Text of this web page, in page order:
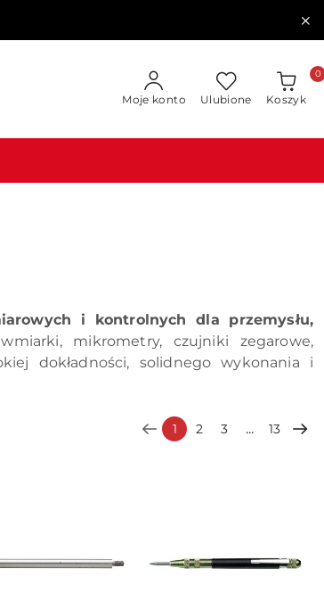
Moje konto Ulubione Koszyk
0
i kontrolnych dla przemysłu,
mikrometry, czujniki zegarowe,
dokładności, solidnego wykonania i
1 2 3 ... 13